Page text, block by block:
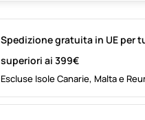
Spedizione gratuita in UE per
superiori ai 399€
Escluse Isole Canarie, Malta e